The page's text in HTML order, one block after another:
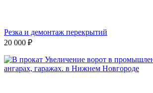
Резка и демонтаж перекрытий
20 000 ₽